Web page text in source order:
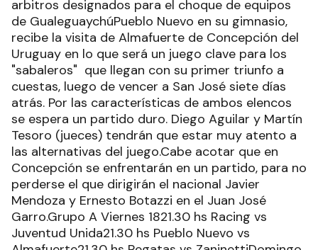
arbitros designados para el choque de equipos
de GualeguaychúPueblo Nuevo en su gimnasio,
recibe la visita de Almafuerte de Concepción del
Uruguay en lo que será un juego clave para los
"sabaleros" que llegan con su primer triunfo a
cuestas, luego de vencer a San José siete días
atrás. Por las características de ambos elencos
se espera un partido duro. Diego Aguilar y Martín
Tesoro (jueces) tendrán que estar muy atento a
las alternativas del juego.Cabe acotar que en
Concepción se enfrentarán en un partido, para no
perderse el que dirigirán el nacional Javier
Mendoza y Ernesto Botazzi en el Juan José
Garro.Grupo A Viernes 1821.30 hs Racing vs
Juventud Unida21.30 hs Pueblo Nuevo vs